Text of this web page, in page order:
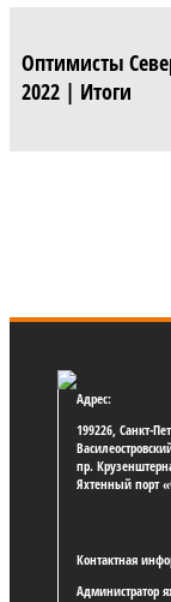
Оптимисты
2022 | Итоги
Адрес:
199226, Санкт-
пр.
Яхтенный порт
Контактная
Администратор